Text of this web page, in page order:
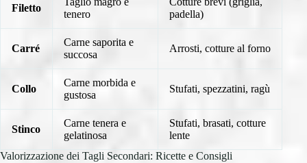
Filetto
tenero
padella)
Carré
Carne saporita e
succosa
Arrosti, cotture al forno
Collo
Carne morbida e
gustosa
Stufati, spezzatini, ragù
Stinco
Carne tenera e
gelatinosa
Stufati, brasati, cotture
lente
Valorizzazione dei Tagli Secondari: Ricette e Consigli